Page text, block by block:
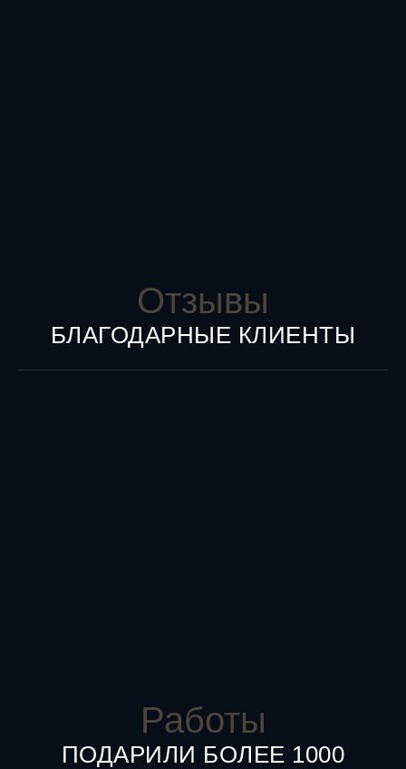
БЛАГОДАРНЫЕ КЛИЕНТЫ
Отзывы
ПОДАРИЛИ БОЛЕЕ 1000
Работы